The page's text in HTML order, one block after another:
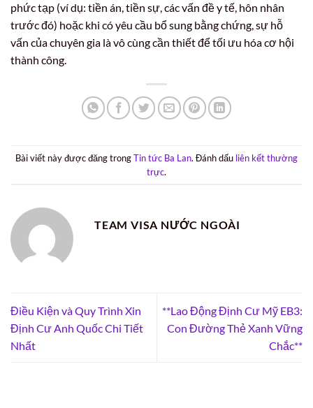
phức tạp (ví dụ: tiền án, tiền sự, các vấn đề y tế, hôn nhân
trước đó) hoặc khi có yêu cầu bổ sung bằng chứng, sự hỗ
vấn của chuyên gia là vô cùng cần thiết để tối ưu hóa cơ hội
thành công.
Bài viết này được đăng trongTin tức Ba Lan. Đánh dấu liên kết thường
trực.
TEAM VISA NƯỚC NGOÀI
Điều Kiện và Quy Trình Xin
Định Cư Anh Quốc Chi Tiết
Nhất
**Lao Động Định Cư Mỹ EB3:
Con Đường Thẻ Xanh Vững
Chắc**